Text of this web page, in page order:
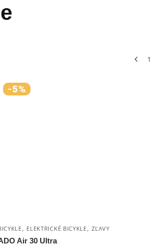
1
-5%
, ELEKTRICKÉ BICYKLE,ZĽAVY
Air 30 Ultra